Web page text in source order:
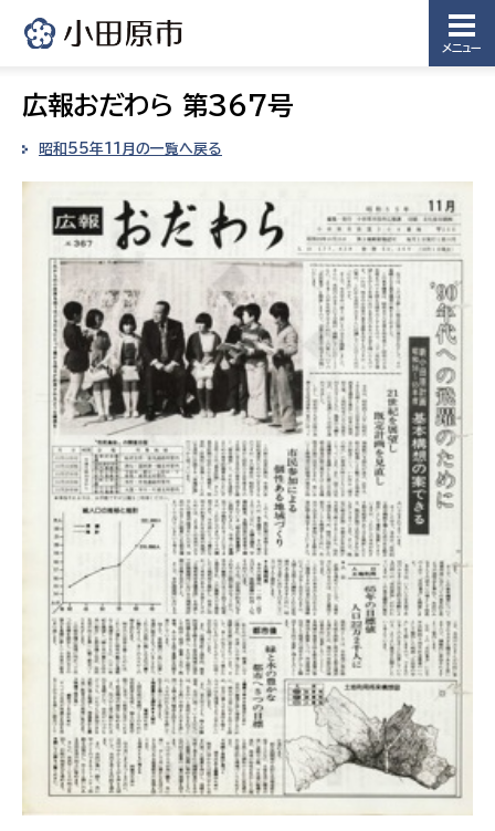
メニュー
広報おだわら 第367号
昭和55年11月の一覧へ戻る